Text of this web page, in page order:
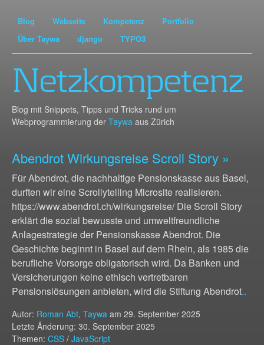
Blog Webseite Kompetenz
Portfolio
Über Taywa
django TYPO3
Netzkompetenz
Blog mit Snippets, Tipps und Tricks rund um
Webprogrammierung der Taywa aus Zürich
Abendrot Wirkungsreise Scroll Story »
Für Abendrot, die nachhaltige Pensionskasse aus Basel,
durften wir eine Scrollytelling Microsite realisieren.
https://www.abendrot.ch/wirkungsreise/ Die Scroll Story
erklärt die sozial bewusste und umweltfreundliche
Anlagestrategie der Pensionskasse Abendrot. Die
Geschichte beginnt in Basel auf dem Rhein, als 1985 die
berufliche Vorsorge obligatorisch wird. Da Banken und
Versicherungen keine ethisch vertretbaren
Pensionslösungen anbieten, wird die Stiftung Abendrot..
Autor: Roman Abt, Taywa am 29. September 2025
Letzte Änderung: 30. September 2025
Themen: CSS / JavaScript